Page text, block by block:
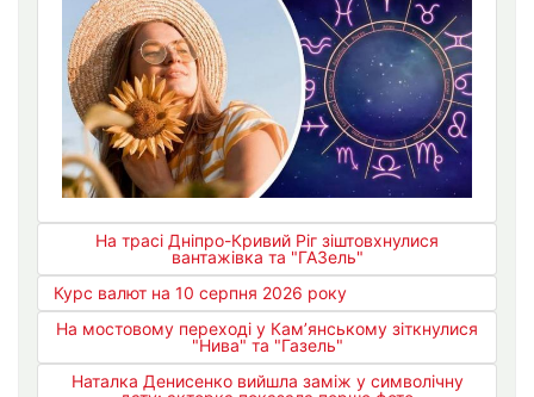
На трасі Дніпро-Кривий Ріг зіштовхнулися
вантажівка та "ГАЗель"
Курс валют на 10 серпня 2026 року
На мостовому переході у Кам’янському зіткнулися
"Нива" та "Газель"
Наталка Денисенко вийшла заміж у символічну